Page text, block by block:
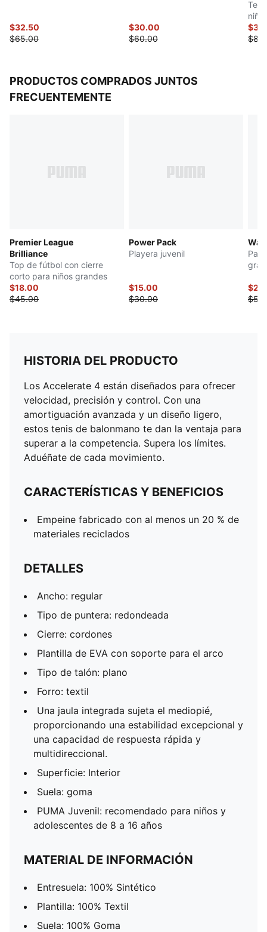
$32.50
$65.00
$30.00
$60.00
PRODUCTOS COMPRADOS JUNTOS
FRECUENTEMENTE
Premier League
Brilliance
Top de fútbol con cierre
corto para niños grandes
$18.00
$45.00
Power Pack
Playera juvenil
$15.00
$30.00
HISTORIA DEL PRODUCTO
Los Accelerate 4 están diseñados para ofrecer
velocidad, precisión y control. Con una
amortiguación avanzada y un diseño ligero,
estos tenis de balonmano te dan la ventaja para
superar a la competencia. Supera los límites.
Aduéñate de cada movimiento.
CARACTERÍSTICAS Y BENEFICIOS
Empeine fabricado con al menos un 20 % de
materiales reciclados
DETALLES
Ancho: regular
Tipo de puntera: redondeada
Cierre: cordones
Plantilla de EVA con soporte para el arco
Tipo de talón: plano
Forro: textil
Una jaula integrada sujeta el mediopié,
proporcionando una estabilidad excepcional y
una capacidad de respuesta rápida y
multidireccional.
Superficie: Interior
Suela: goma
PUMA Juvenil: recomendado para niños y
adolescentes de 8 a 16 años
MATERIAL DE INFORMACIÓN
Entresuela: 100% Sintético
Plantilla: 100% Textil
Suela: 100% Goma